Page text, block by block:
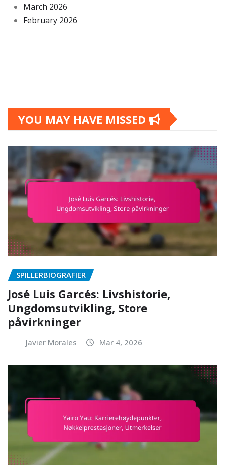
March 2026
February 2026
YOU MAY HAVE MISSED
SPILLERBIOGRAFIER
José Luis Garcés: Livshistorie,
Ungdomsutvikling, Store
påvirkninger
Javier Morales Mar 4, 2026